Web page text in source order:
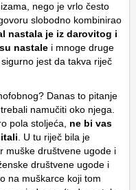
nego je vrlo često
slobodno kombinirao
nastala je iz darovitog i
nastale i mnoge druge
jest da takva riječ
Danas to pitanje
namučiti oko njega.
pola stoljeća, ne bi vas
. U tu riječ bila je
muške društvene ugode i
društvene ugode i
na muškarce koji tom